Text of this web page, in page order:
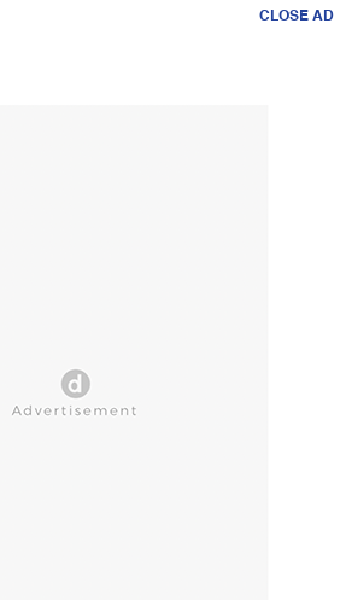
CLOSE AD